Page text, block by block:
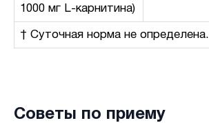
1000 мг L-карнитина)
† Суточная норма не определена.
Советы по приему